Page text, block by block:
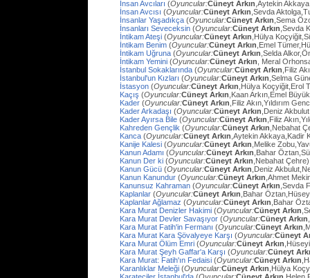
İnsan Avcıları (Oyuncular:Cüneyt Arkın ,Aytekin
İnsan Avcısı (Oyuncular:Cüneyt Arkın ,Sevda
İnsanlar Yaşadıkça (Oyuncular:Cüneyt Arkın ,Sema
İnsanları Seveceksin (Oyuncular:Cüneyt Arkın ,Sevda
İntikam Ateşi (Oyuncular:Cüneyt Arkın ,Hülya
İntikam Benim (Oyuncular:Cüneyt Arkın ,Emel
İntikam Uğruna (Oyuncular:Cüneyt Arkın ,Selda
İntikam Yemini (Oyuncular:Cüneyt Arkın , Meral
İstanbul Sokaklarında (Oyuncular:Cüneyt Arkın ,Filiz
İstanbul'un Kızları (Oyuncular:Cüneyt Arkın ,Selma
İstasyon (Oyuncular:Cüneyt Arkın ,Hülya Koçyiğit,Erol
Kaçış (Oyuncular:Cüneyt Arkın ,Kaan Arkın,Emel
Kader (Oyuncular:Cüneyt Arkın ,Filiz Akın,Yıldırım
Kader Arkadaşı (Oyuncular:Cüneyt Arkın ,Deniz
Kader Ayırsa Bile (Oyuncular:Cüneyt Arkın ,Filiz
Kahreden Gençlik (Oyuncular:Cüneyt Arkın ,Nebahat
Kanca (Oyuncular:Cüneyt Arkın ,Aytekin Akkaya,Kadir
Kanije Kalesi (Oyuncular:Cüneyt Arkın ,Melike
Kanun Adamı (Oyuncular:Cüneyt Arkın ,Bahar
Kanun Der ki (Oyuncular:Cüneyt Arkın ,Nebahat Çehre)
Kanun Gücü (Oyuncular:Cüneyt Arkın ,Deniz
Kanun Kanundur (Oyuncular:Cüneyt Arkın ,Ahmet
Kanunsuz Kahraman (Oyuncular:Cüneyt Arkın ,Sevda
Kaplanlar (Oyuncular:Cüneyt Arkın ,Bahar
Kaplanlar Ağlamaz (Oyuncular:Cüneyt Arkın ,Bahar
Kara Murat Denizler Hakimi (Oyuncular:Cüneyt Arkın
Kara Murat Devler Savaşıyor (Oyuncular:Cüneyt Arkın
Kara Murat Fatih'in Fermanı (Oyuncular:Cüneyt Arkın
Kara Murat Kara Şövalyeye Karşı (Oyuncular:Cüneyt
Kara Murat Ölüm Emri (Oyuncular:Cüneyt Arkın
Kara Murat Şeyh Gaffar'a Karşı (Oyuncular:Cüneyt
Kara Murat: Fatih'ın Fedaisi (Oyuncular:Cüneyt Arkın
Karanlıklar Meleği (Oyuncular:Cüneyt Arkın ,Hülya